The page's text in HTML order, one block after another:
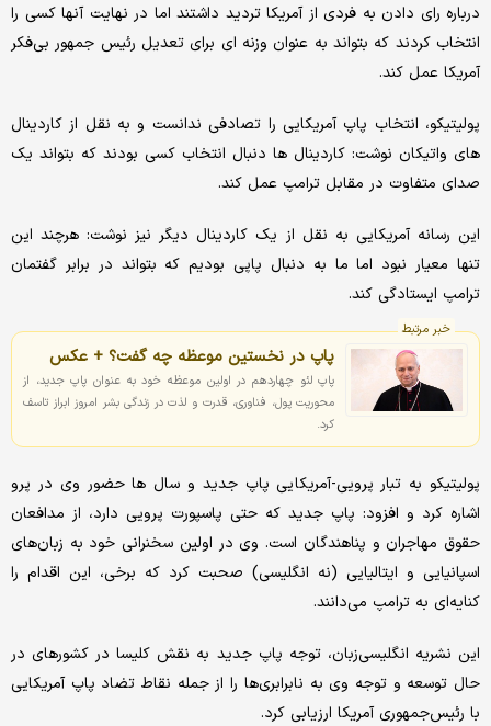
درباره رای دادن به فردی از آمریکا تردید داشتند اما در نهایت آنها کسی را
انتخاب کردند که بتواند به عنوان وزنه ای برای تعدیل رئیس جمهور بی‌فکر
آمریکا عمل کند.
پولیتیکو، انتخاب پاپ آمریکایی را تصادفی ندانست و به نقل از کاردینال
های واتیکان نوشت: کاردینال ها دنبال انتخاب کسی بودند که بتواند یک
صدای متفاوت در مقابل ترامپ عمل کند.
این رسانه آمریکایی به نقل از یک کاردینال دیگر نیز نوشت: هرچند این
تنها معیار نبود اما ما به دنبال پاپی بودیم که بتواند در برابر گفتمان
ترامپ ایستادگی کند.
خبر مرتبط
پاپ در نخستین موعظه چه گفت؟ + عکس
پاپ لئو چهاردهم در اولین موعظه خود به عنوان پاپ جدید، از
محوریت پول، فناوری، قدرت و لذت در زندگی بشر امروز ابراز تاسف
‌کرد.
پولیتیکو به تبار پرویی-آمریکایی پاپ جدید و سال ها حضور وی در پرو
اشاره کرد و افزود: پاپ جدید که حتی پاسپورت پرویی دارد، از مدافعان
حقوق مهاجران و پناهندگان است. وی در اولین سخنرانی خود به زبان‌های
اسپانیایی و ایتالیایی (نه انگلیسی) صحبت کرد که برخی، این اقدام را
کنایه‌ای به ترامپ می‌دانند.
این نشریه انگلیسی‌زبان، توجه پاپ جدید به نقش کلیسا در کشورهای در
حال توسعه و توجه وی به نابرابری‌ها را از جمله نقاط تضاد پاپ آمریکایی
با رئیس‌جمهوری آمریکا ارزیابی کرد.